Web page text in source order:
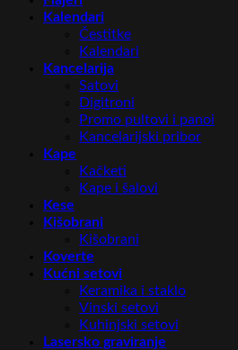
Kalendari
Čestitke
Kalendari
Kancelarija
Satovi
Digitroni
Promo pultovi i panoi
Kancelarijski pribor
Kape
Kačketi
Kape i šalovi
Kese
Kišobrani
Kišobrani
Koverte
Kućni setovi
Keramika i staklo
Vinski setovi
Kuhinjski setovi
Lasersko graviranje